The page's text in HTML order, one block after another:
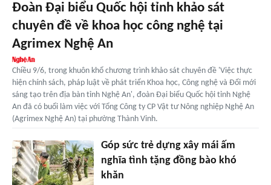
Đoàn Đại biểu Quốc hội tỉnh khảo sát
chuyên đề về khoa học công nghệ tại
Agrimex Nghệ An
Chiều 9/6, trong khuôn khổ chương trình khảo sát chuyên đề 'Việc thực
hiện chính sách, pháp luật về phát triển Khoa học, Công nghệ và Đổi mới
sáng tạo trên địa bàn tỉnh Nghệ An', đoàn Đại biểu Quốc hội tỉnh Nghệ
An đã có buổi làm việc với Tổng Công ty CP Vật tư Nông nghiệp Nghệ An
(Agrimex Nghệ An) tại phường Thành Vinh.
Góp sức trẻ dựng xây mái ấm
nghĩa tình tặng đồng bào khó
khăn